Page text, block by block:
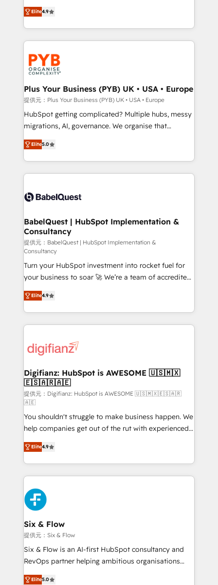
to your needs and sales objectives. With 125+
certifications, we are part of the most certified
services are offered in both English & French.
Elite Solutions Partner for businesses ready to
migrate, replatform, and scale smarter. We specialize
in high-impact CRM and CMS migrations and
onboarding from platforms like Salesforce, NetSuite,
Zoho, Pardot, Marketo, Microsoft Dynamics, Wix,
WordPress and legacy CRMs, turning fragmented
systems into unified, growth-ready HubSpot
architectures that accelerate revenue operations and
performance. - Multi-object CRM migration, cleanup,
and implementation. - Pre-built and custom
integrations across your full tech stack. - Custom
- Dashboards, lifecycle campaigns, and lead
nurturing sequences. - Cross-hub setup across
scalable retainers. Let’s make HubSpot your most
powerful growth engine. Built to convert, scale, and
Elite4.9
Plus Your Business (PYB) UK • USA • Europe
提供元：Plus Your Business (PYB) UK • USA • Europe
HubSpot getting complicated? Multiple hubs, messy
migrations, AI, governance. We organise that
complexity, so your team can put HubSpot to work...
Welcome to our Profile! We help with: • CRM
implementation, reports, workflows, and team
training • CRM migration from Salesforce, Pipedrive,
custom API integrations • AI governance for
Boutique 'Elite' team of 12 • 150+ clients across Sales
Hub, Marketing Hub, Service Hub, Data Hub and
CMS • ISO/IEC 27001:2022, ISO 9001:2015, and ISO
42001:2023 certified - the AI management standard •
GuardHub: our AI governance framework, built on
ISO 42001 Ready for the next step? Click the 👈
'𝗖𝗼𝗻𝘁𝗮𝗰𝘁 𝗯𝘂𝘀𝗶𝗻𝗲𝘀𝘀' button to get in touch (𝘸𝘦'𝘳𝘦
𝘴𝘶𝘱𝘦𝘳 𝘳𝘦𝘴𝘱𝘰𝘯𝘴𝘪𝘷𝘦)
Elite5.0
BabelQuest | HubSpot Implementation &
Consultancy
提供元：BabelQuest | HubSpot Implementation &
Consultancy
Turn your HubSpot investment into rocket fuel for
your business to soar 🚀 We’re a team of accredited
HubSpot experts ready to help you. We can
implement the platform into complex business
environments, optimise what you've got and make
sure you can actually use it, build your website in
for you and execute it on HubSpot. We are on the
framework, meaning we've been accredited by
HubSpot and vetted by the CCS, which means we
can support public sector companies as well the
other ones listed in our profile. Our services: -
HubSpot implementation - HubSpot CMS website
build We can do lots of things. But everything we do
is there for you to: - Grow revenue, and run your
business more efficiently - Build stronger
relationships with customers - Make better
decisions with data - Find a new voice and reach
more people - Get the most out of your HubSpot
investment
Elite4.9
Digifianz: HubSpot is AWESOME 🇺🇸🇲🇽
🇪🇸🇦🇷🇦🇪
提供元：Digifianz: HubSpot is AWESOME 🇺🇸🇲🇽🇪🇸🇦🇷
🇦🇪
You shouldn't struggle to make business happen. We
help companies get out of the rut with experienced,
process-oriented teams implementing HubSpot
Marketing, Sales, Service, CMS and Operations Hub,
so selling and actually engaging with your customers
feels easy and pain-free. We are a top ranked
HubSpot Elite Partner, winner of Rookie of the Year
and Customer First Awards, 4.9/5 rating in HubSpot
Reviews and 4.9/5 rating in Clutch Reviews. Digifianz
helps the following industries: logistics & 3PL, home
improvement & construction, branding and
commercialization, real estate, health, education,
SaaS, Software Dev & IT and consulting, make the
the United States, EU, UAE, Mexico and Latin
Elite4.9
Six & Flow
提供元：Six & Flow
Six & Flow is an AI-first HubSpot consultancy and
RevOps partner helping ambitious organisations
grow with clarity, confidence, and intelligence.
Elite5.0